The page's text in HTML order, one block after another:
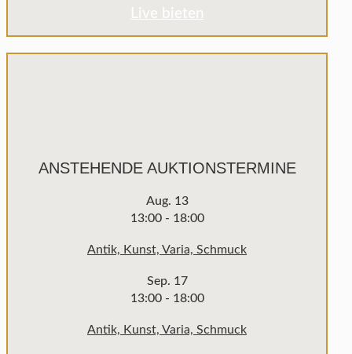
Live bieten
ANSTEHENDE AUKTIONSTERMINE
Aug. 13
13:00- 18:00
Antik, Kunst, Varia, Schmuck
Sep. 17
13:00- 18:00
Antik, Kunst, Varia, Schmuck